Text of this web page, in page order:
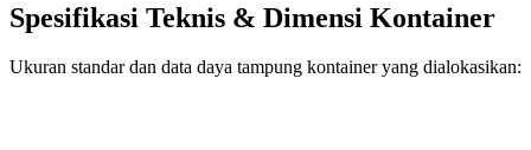
Spesifikasi Teknis & Dimensi Kontainer
Ukuran standar dan data daya tampung kontainer yang dialokasikan: